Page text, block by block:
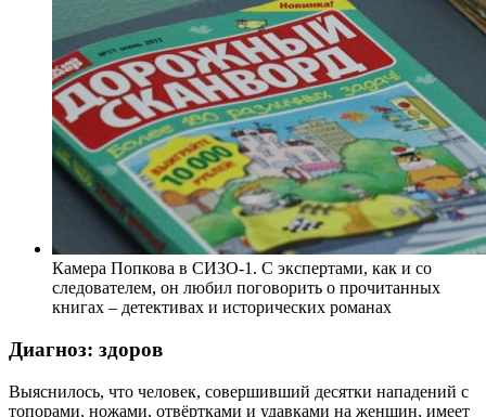
Камера Попкова в СИЗО-1. С экспертами, как и со
следователем, он любил поговорить о прочитанных
книгах – детективах и исторических романах
Диагноз: здоров
Выяснилось, что человек, совершивший десятки нападений с
топорами, ножами, отвёртками и удавками на женщин, имеет